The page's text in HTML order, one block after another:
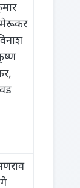
मेरूकर